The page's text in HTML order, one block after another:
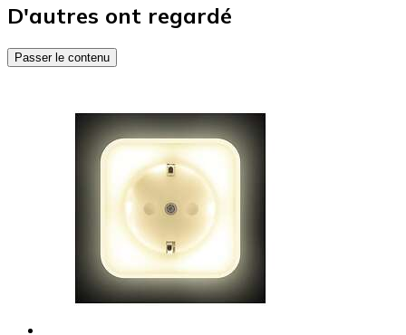
D'autres ont regardé
Passer le contenu